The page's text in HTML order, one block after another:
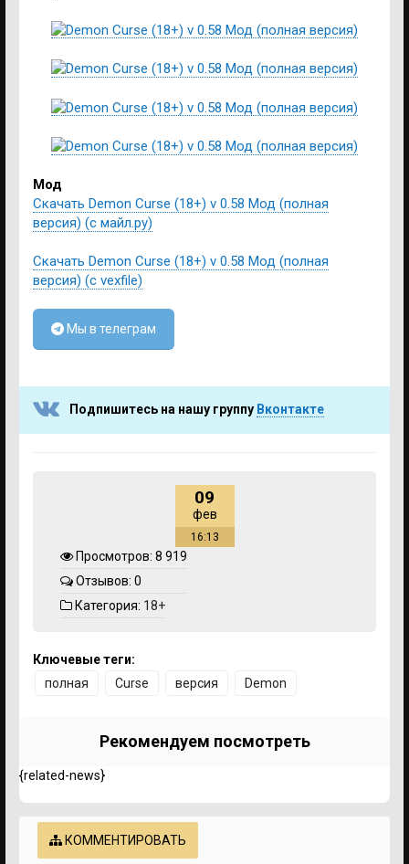
Мод
Скачать Demon Curse (18+) v 0.58 Мод (полная
версия) (с майл.ру)
Скачать Demon Curse (18+) v 0.58 Мод (полная
версия) (с vexfile)
Мы в телеграм
Подпишитесь на нашу группу Вконтакте
09
фев
16:13
Просмотров: 8 919
Отзывов: 0
Категория: 18+
Ключевые теги:
полная
Curse версия Demon
Рекомендуем посмотреть
{related-news}
КОММЕНТИРОВАТЬ